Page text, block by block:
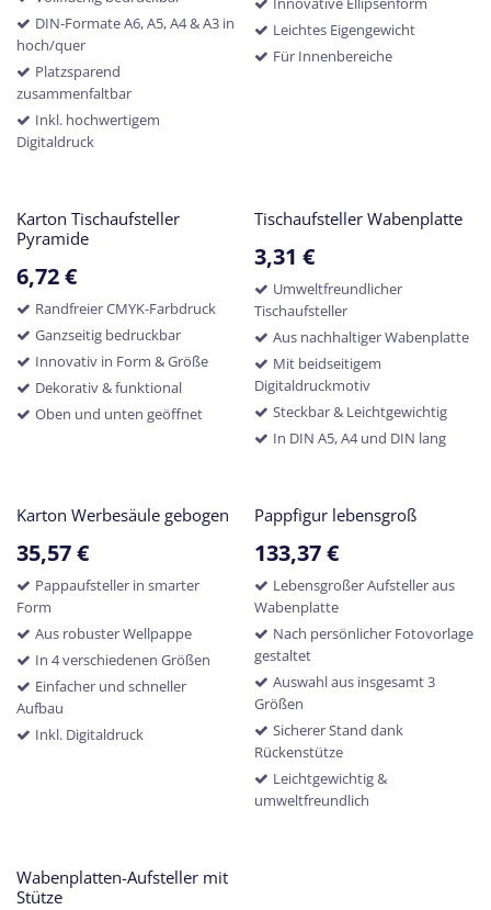
DIN-Formate A6, A5, A4 & A3 in
hoch/quer
Platzsparend
zusammenfaltbar
Inkl. hochwertigem
Digitaldruck
Leichtes Eigengewicht
Für Innenbereiche
Karton Tischaufsteller
Pyramide
6,72€
Randfreier CMYK-Farbdruck
Ganzseitig bedruckbar
Innovativ in Form & Größe
Dekorativ & funktional
Oben und unten geöffnet
Tischaufsteller Wabenplatte
3,31 €
Umweltfreundlicher
Tischaufsteller
Aus nachhaltiger Wabenplatte
Mit beidseitigem
Digitaldruckmotiv
Steckbar & Leichtgewichtig
In DIN A5, A4 und DIN lang
Karton Werbesäule gebogen
35,57€
Pappaufsteller in smarter
Form
Aus robuster Wellpappe
In 4 verschiedenen Größen
Einfacher und schneller
Aufbau
Inkl. Digitaldruck
Pappfigur lebensgroß
133,37€
Lebensgroßer Aufsteller aus
Wabenplatte
Nach persönlicher Fotovorlage
gestaltet
Auswahl aus insgesamt 3
Größen
Sicherer Stand dank
Rückenstütze
Leichtgewichtig &
umweltfreundlich
Wabenplatten-Aufsteller mit
Stütze